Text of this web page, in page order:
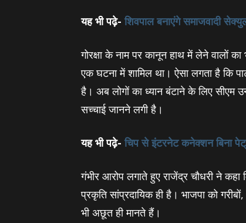
यह भी पढ़े- शिवपाल बनाएंगे समाजवादी
गोरक्षा के नाम पर कानून हाथ में लेने वालों
एक घटना में शामिल था। ऐसा लगता है कि
है। अब लोगों का ध्‍यान बंटाने के लिए सीएम
सच्‍चाई जानने लगी है।
यह भी पढ़े- चिप से इंटरनेट कनेक्शन बिना
गंभीर आरोप लगाते हुए राजेंद्र चौधरी ने
प्रकृति सांप्रदायिक ही है। भाजपा को
भी अछूत ही मानते हैं।